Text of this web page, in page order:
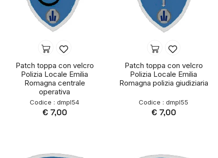
Patch toppa con velcro
Polizia Locale Emilia
Romagna centrale
operativa
Codice : dmpl54
€ 7,00
Patch toppa con velcro
Polizia Locale Emilia
Romagna polizia giudiziaria
Codice : dmpl55
€ 7,00